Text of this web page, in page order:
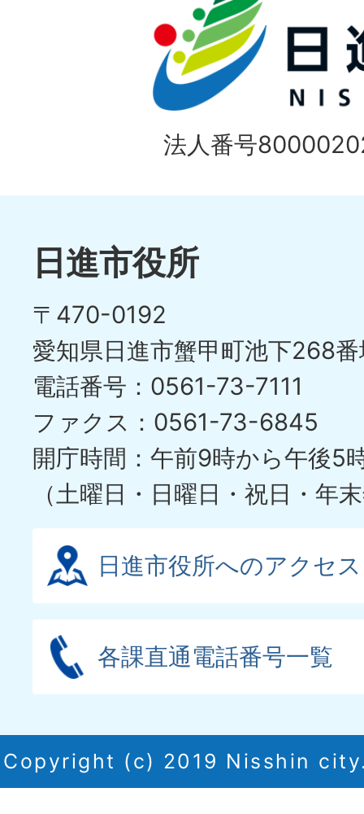
法人番号
日進市役所
〒470-0192
愛知県日進市蟹甲町池下268
電話番号：0561-73-7111
ファクス：0561-73-6845
開庁時間：午前9時から午後5
（土曜日・日曜日・祝日・年
日進市役所へのアクセス
各課直通電話番号一覧
Copyright (c) 2019 Nisshin